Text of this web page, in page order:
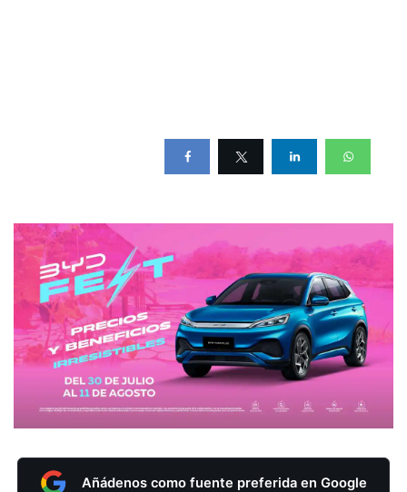
Añádenos como fuente preferida en Google